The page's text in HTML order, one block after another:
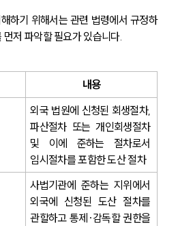
하기 위해서는 관련 법령에서 규정하
저 파악할 필요가 있습니다.
내용
외국 법원에 신청된 회생절차,
파산절차 또는 개인회생절차
및 이에 준하는 절차로서
임시절차를 포함한 도산 절차
사법기관에 준하는 지위에서
외국에 신청된 도산 절차를
관할하고 통제·감독할 권한을